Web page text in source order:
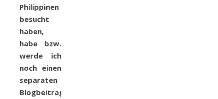
Philippinen
besucht
haben,
habe bzw.
werde ich
noch einen
separaten
Blogbeitrag